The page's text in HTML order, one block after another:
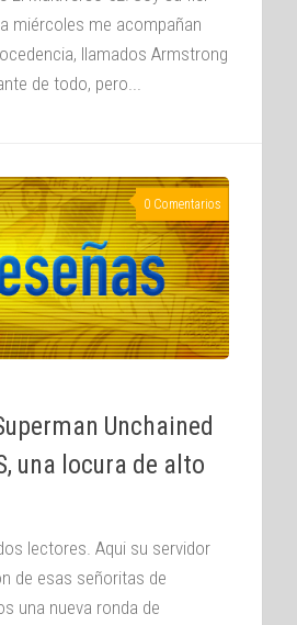
miércoles me acompañan
llamados Armstrong
de todo, pero...
0 Comentarios
Unchained
una locura de alto
lectores. Aqui su servidor
de esas señoritas de
una nueva ronda de